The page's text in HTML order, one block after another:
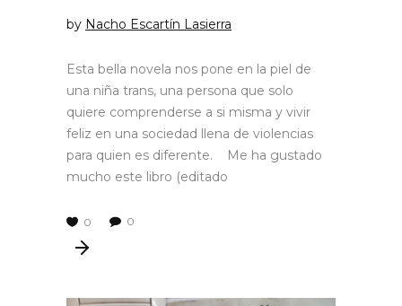
by Nacho Escartín Lasierra
Esta bella novela nos pone en la piel de
una niña trans, una persona que solo
quiere comprenderse a si misma y vivir
feliz en una sociedad llena de violencias
para quien es diferente. Me ha gustado
mucho este libro (editado
0 0